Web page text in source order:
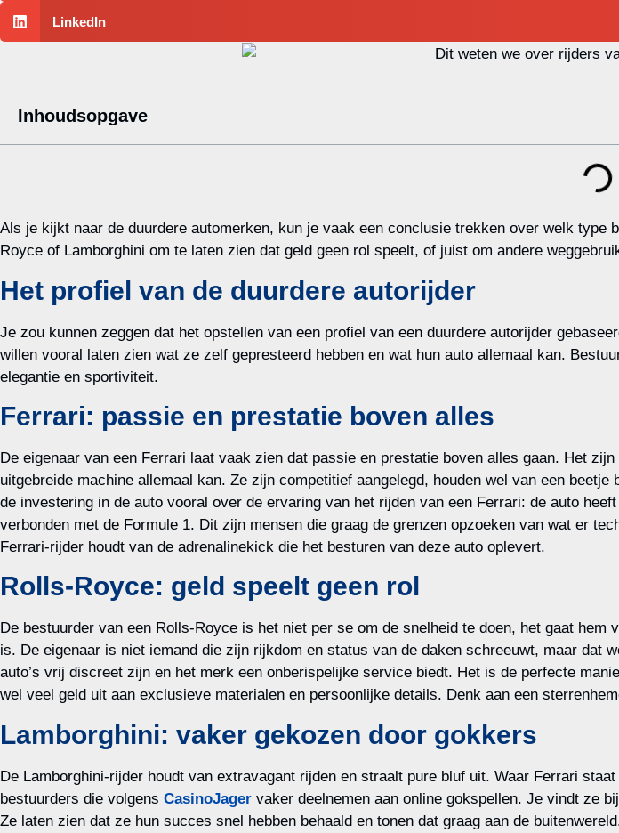
LinkedIn
Inhoudsopgave
Als je kijkt naar de duurdere automerken, kun je vaak een conclusie trekken over welk
Royce of Lamborghini om te laten zien dat geld geen rol speelt, of juist om andere
Het profiel van de duurdere autorijder
Je zou kunnen zeggen dat het opstellen van een profiel van een duurdere autorijder
willen vooral laten zien wat ze zelf gepresteerd hebben en wat hun auto allemaal kan.
elegantie en sportiviteit.
Ferrari: passie en prestatie boven alles
De eigenaar van een Ferrari laat vaak zien dat passie en prestatie boven alles gaan. Het
uitgebreide machine allemaal kan. Ze zijn competitief aangelegd, houden wel van een
de investering in de auto vooral over de ervaring van het rijden van een Ferrari: de auto
verbonden met de Formule 1. Dit zijn mensen die graag de grenzen opzoeken van wat er
Ferrari-rijder houdt van de adrenalinekick die het besturen van deze auto oplevert.
Rolls-Royce: geld speelt geen rol
De bestuurder van een Rolls-Royce is het niet per se om de snelheid te doen, het gaat
is. De eigenaar is niet iemand die zijn rijkdom en status van de daken schreeuwt, maar
auto’s vrij discreet zijn en het merk een onberispelijke service biedt. Het is de perfecte
wel veel geld uit aan exclusieve materialen en persoonlijke details. Denk aan een
Lamborghini: vaker gekozen door gokkers
De Lamborghini-rijder houdt van extravagant rijden en straalt pure bluf uit. Waar Ferrari
bestuurders die volgens CasinoJager vaker deelnemen aan online gokspellen. Je vindt ze
Ze laten zien dat ze hun succes snel hebben behaald en tonen dat graag aan de